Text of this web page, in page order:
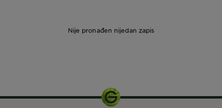
Nije pronađen nijedan zapis